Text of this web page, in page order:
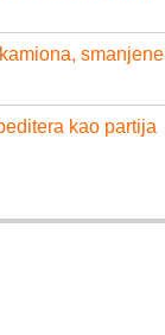
smanjene
kao partija